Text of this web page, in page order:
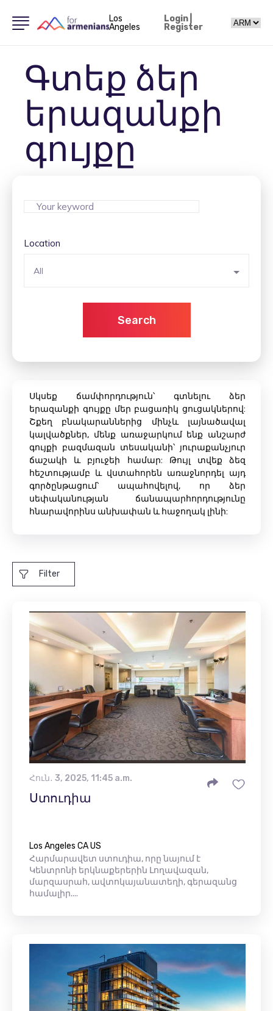
Los
Angeles
Login|
Register
Գտեք ձեր
երազանքի
գույքը
Location
All
Search
Սկսեք ճամփորդություն՝ գտնելու ձեր
երազանքի գույքը մեր բացառիկ ցուցակներով:
Շքեղ բնակարաններից մինչև լայնածավալ
կալվածքներ, մենք առաջարկում ենք անշարժ
գույքի բազմազան տեսականի՝ յուրաքանչյուր
ճաշակի և բյուջեի համար: Թույլ տվեք ձեզ
հեշտությամբ և վստահորեն առաջնորդել այդ
գործընթացում՝ ապահովելով, որ ձեր
սեփականության ճանապարհորդությունը
հնարավորինս անխափան և հաջողակ լինի:
Filter
Հուն․ 3, 2025, 11:45 a.m.
Ստուդիա
Los Angeles CA US
Հարմարավետ ստուդիա, որը նայում է
Կենտրոնի երկնաքերերին Լողավազան,
մարզասրահ, ավտոկայանատեղի, գերազանց
համալիր....